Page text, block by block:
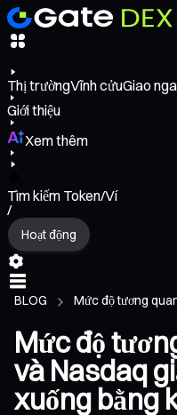
Thị trườngVĩnh cửuGiao
Giới thiệu
Xem thêm
Tìm kiếm Token/Ví
/
Hoạt động
BLOG Mức độ tương
Mức độ
và Nasdaq
xuống bằng